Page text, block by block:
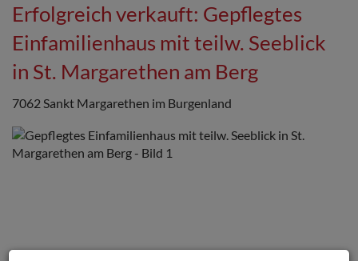
Erfolgreich verkauft: Gepflegtes
Einfamilienhaus mit teilw. Seeblick
in St. Margarethen am Berg
7062 Sankt Margarethen im Burgenland